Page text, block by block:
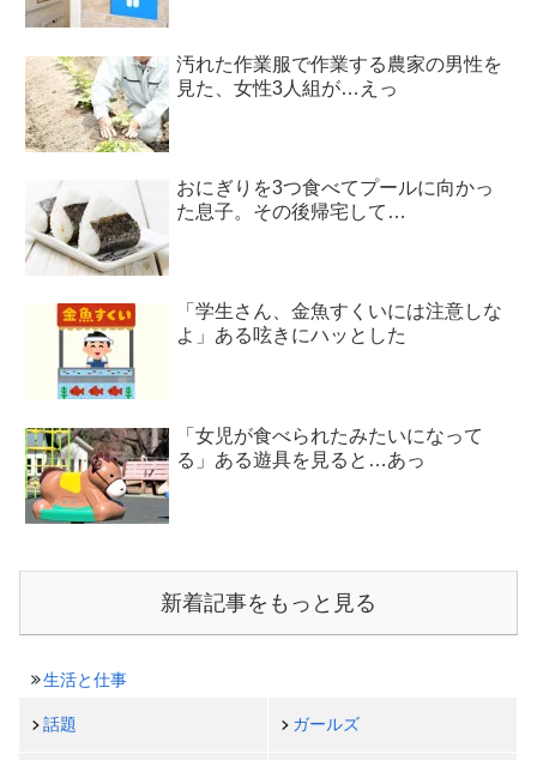
汚れた作業服で作業する農家の男性を
見た、女性3人組が…えっ
おにぎりを3つ食べてプールに向かっ
た息子。その後帰宅して…
「学生さん、金魚すくいには注意しな
よ」ある呟きにハッとした
「女児が食べられたみたいになって
る」ある遊具を見ると…あっ
新着記事をもっと見る
生活と仕事
話題 ガールズ